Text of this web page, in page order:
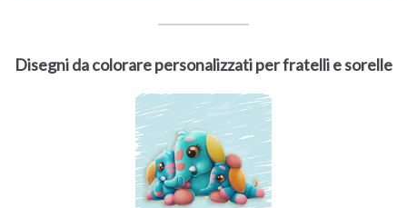
Disegni da colorare personalizzati per fratelli e sorelle